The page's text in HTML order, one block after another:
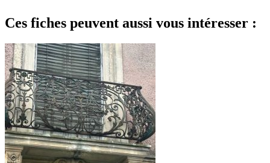
Ces fiches peuvent aussi vous intéresser :